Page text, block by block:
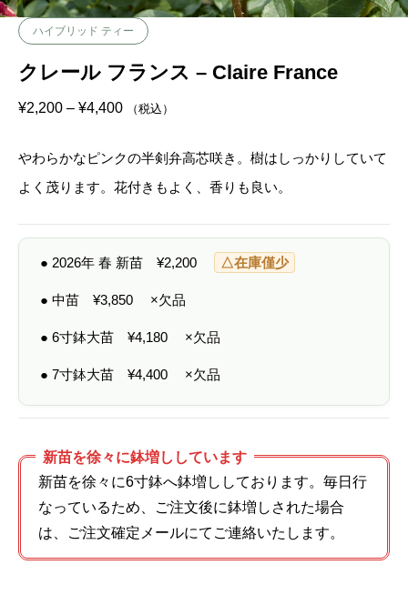
ハイブリッド ティー
クレール フランス – Claire France
¥2,200 – ¥4,400価
¥
2
,
0
0
¥
,
0
（税込）
やわらかなピンクの半剣弁高芯咲き。樹はしっかりしていて
よく茂ります。花付きもよく、香りも良い。
● 2026年 春 新苗 ¥2,200 △在庫僅少
● 中苗 ¥3,850 ×欠品
● 6寸鉢大苗 ¥4,180 ×欠品
● 7寸鉢大苗 ¥4,400 ×欠品
新苗を徐々に鉢増ししています
新苗を徐々に6寸鉢へ鉢増ししております。毎日行
なっているため、ご注文後に鉢増しされた場合
は、ご注文確定メールにてご連絡いたします。